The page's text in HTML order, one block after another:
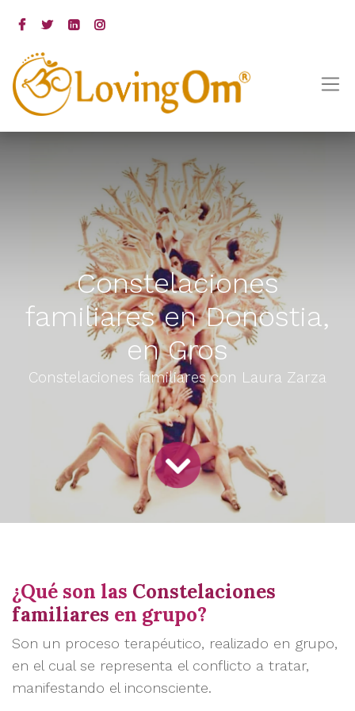
Constelaciones
familiares en Donostia,
en Gros
Constelaciones familiares con Laura Zarza
¿Qué son las Constelaciones
familiares en grupo?
Son un proceso terapéutico, realizado en grupo,
en el cual se representa el conflicto a tratar,
manifestando el inconsciente.